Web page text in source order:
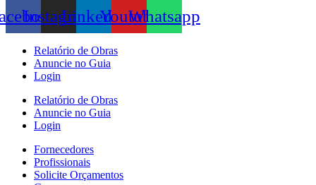
InstagramLinkedinYoutubeWhatsapp
Relatório de Obras
Anuncie no Guia
Login
Relatório de Obras
Anuncie no Guia
Login
Fornecedores
Profissionais
Solicite Orçamentos